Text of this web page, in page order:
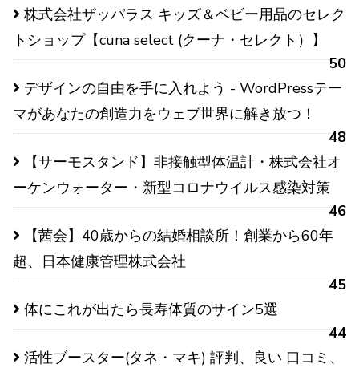
株式会社ザッパラス キッズ＆ベビー用品のセレク
トショップ【cuna select (クーナ・セレクト）】
50
デザインの自由を手に入れよう - WordPressテー
マがあなたの創造力をウェブ世界に解き放つ！
48
【サーモスタンド】非接触型体温計・株式会社オ
ーケンウォーター・新型コロナウイルス感染対策
46
【茜会】40歳からの結婚相談所！創業から60年
超、日本健康管理株式会社
45
体にこれが出たら長寿体質のサイン5選
44
活性ブースター(タネ・マキ) 評判、良い 口コミ、